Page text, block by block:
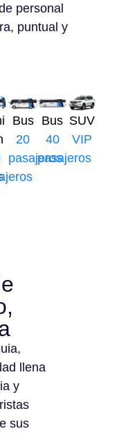
personal
puntual y
Bus
20
pasajeros
Bus
40
pasajeros
SUV
VIP
llena
y
sus